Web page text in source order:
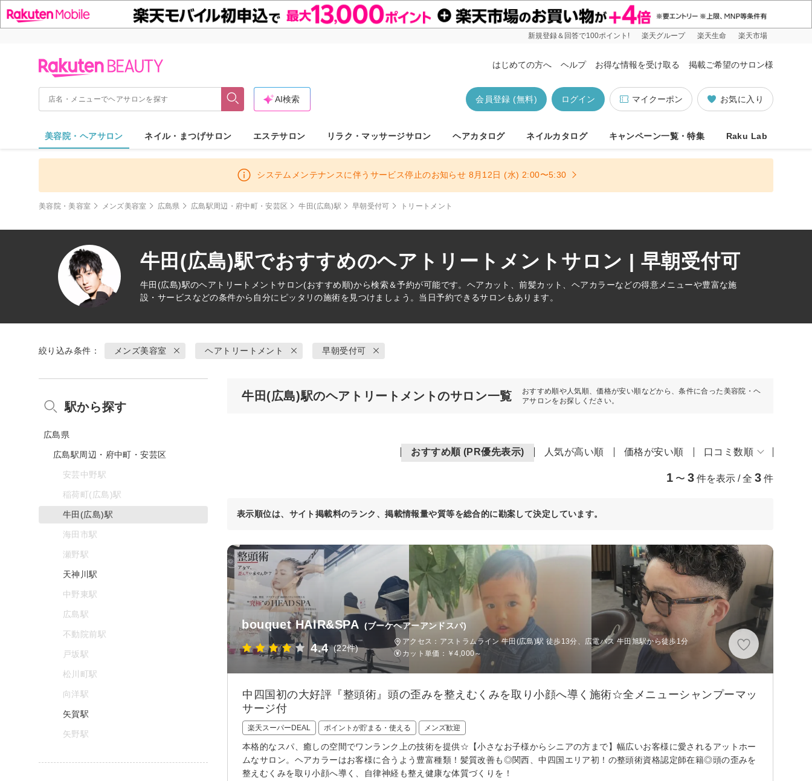
新規登録＆回答で100ポイント! 楽天グループ 楽天生命 楽天市場
はじめての方へ ヘルプ お得な情報を受け取る 掲載ご希望のサロン様
お気に入り
マイクーポン
ログイン
会員登録 (無料)
AI検索
美容院・ヘアサロン ネイル・まつげサロン エステサロン リラク・マッサージサロン ヘアカタログ ネイルカタログ キャンペーン一覧・特集 Raku Lab
システムメンテナンスに伴うサービス停止のお知らせ 8月12日 (水) 2:00〜5:30
美容院・美容室 メンズ美容室 広島県 広島駅周辺・府中町・安芸区 牛田(広島)駅 早朝受付可 トリートメント
牛田(広島)駅でおすすめのヘアトリートメントサロン | 早朝受付可
牛田(広島)駅のヘアトリートメントサロン(おすすめ順)から検索＆予約が可能です。ヘアカット、前髪カット、ヘアカラーなどの得意メニューや豊富な施
設・サービスなどの条件から自分にピッタリの施術を見つけましょう。当日予約できるサロンもあります。
絞り込み条件： メンズ美容室 ヘアトリートメント 早朝受付可
牛田(広島)駅のヘアトリートメントのサロン一覧
おすすめ順や人気順、価格が安い順などから、条件に合った美容院・ヘ
アサロンをお探しください。
おすすめ順 (PR優先表示) 人気が高い順 価格が安い順 口コミ数順
1 〜 3 件を表示 / 全 3 件
表示順位は、サイト掲載料のランク、掲載情報量や質等を総合的に勘案して決定しています。
bouquet HAIR&SPA (ブーケヘアーアンドスパ)
4.4 (22件)
アクセス：アストラムライン 牛田(広島)駅 徒歩13分、広電バス 牛田旭駅から徒歩1分
カット単価： ￥4,000～
中四国初の大好評『整頭術』頭の歪みを整えむくみを取り小顔へ導く施術☆全メニューシャンプーマッ
サージ付
楽天スーパーDEAL ポイントが貯まる・使える メンズ歓迎
本格的なスパ、癒しの空間でワンランク上の技術を提供☆【小さなお子様からシニアの方まで】幅広いお客様に愛されるアットホー
ムなサロン。ヘアカラーはお客様に合うよう豊富種類！髪質改善も◎関西、中四国エリア初！の整頭術資格認定師在籍◎頭の歪みを
整えむくみを取り小顔へ導く、自律神経も整え健康な体質づくりを！
駅から探す
広島県
広島駅周辺・府中町・安芸区
安芸中野駅
稲荷町(広島)駅
牛田(広島)駅
海田市駅
瀬野駅
天神川駅
中野東駅
広島駅
不動院前駅
戸坂駅
松川町駅
向洋駅
矢賀駅
矢野駅